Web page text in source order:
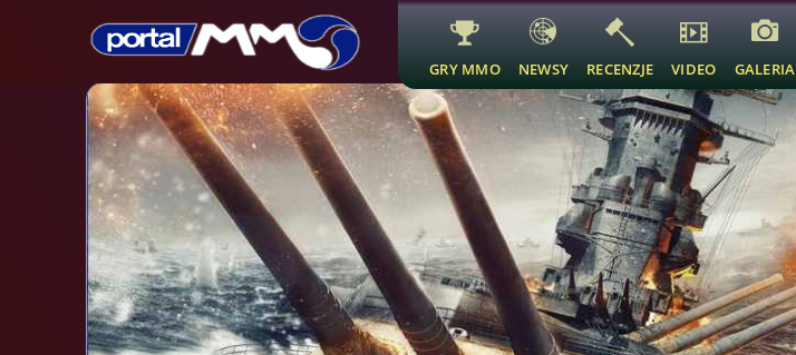
GRY MMO NEWSY RECENZJE VIDEO GALERIA